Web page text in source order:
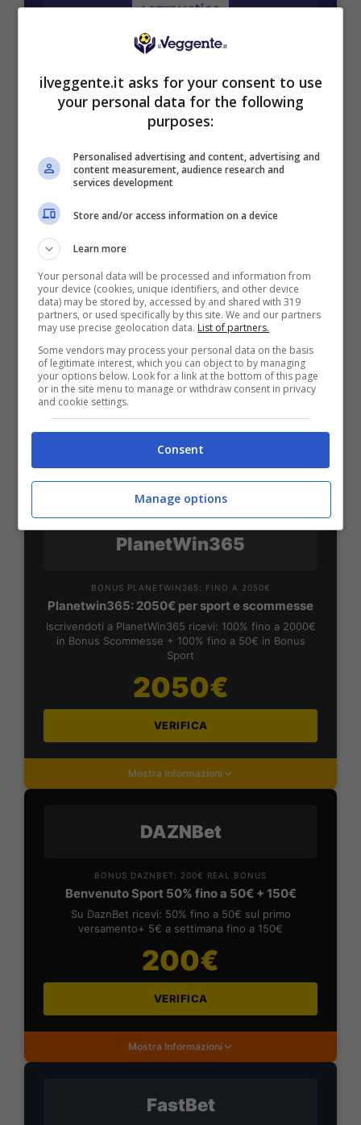
BONUS BENVENUTO LOTTOMATICA: 2050€
Per i nuovi utenti della piattaforma: 100% fino a 50€ in
Bonus Scommesse + 100% fino a 2000€ in Bonus
Sport
2050€
SNAI
Bonus Benvenuto Sport: fino a 1.000€
50% sul deposito fino a 50€
1000€
Mostra Informazioni
PlanetWin365
BONUS PLANETWIN365: FINO A 2050€
Planetwin365: 2050€ per sport e scommesse
Iscrivendoti a PlanetWin365 ricevi: 100% fino a 2000€
in Bonus Scommesse + 100% fino a 50€ in Bonus
Sport
2050€
VERIFICA
Mostra Informazioni
DAZNBet
BONUS DAZNBET: 200€ REAL BONUS
Benvenuto Sport 50% fino a 50€ + 150€
Su DaznBet ricevi: 50% fino a 50€ sul primo
versamento+ 5€ a settimana fino a 150€
200€
VERIFICA
Mostra Informazioni
FastBet
ilveggente.it asks for your consent to use
your personal data for the following
purposes:
Personalised advertising and content, advertising and
content measurement, audience research and
services development
Store and/or access information on a device
Learn more
Your personal data will be processed and information from
your device (cookies, unique identifiers, and other device
data) may be stored by, accessed by and shared with 319
partners, or used specifically by this site. We and our partners
may use precise geolocation data. List of partners.
Some vendors may process your personal data on the basis
of legitimate interest, which you can object to by managing
your options below. Look for a link at the bottom of this page
or in the site menu to manage or withdraw consent in privacy
and cookie settings.
Consent
Manage options